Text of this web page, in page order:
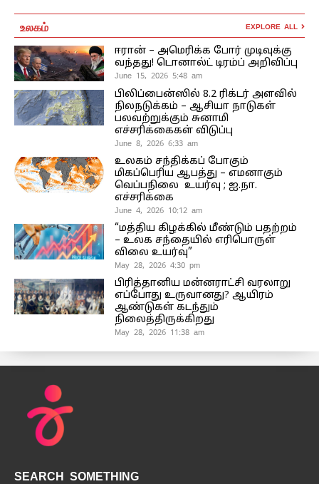
உலகம் EXPLORE ALL
ஈரான் – அமெரிக்க போர் முடிவுக்கு
வந்தது! டொனால்ட் டிரம்ப் அறிவிப்பு
June 15, 2026 5:48 am
பிலிப்பைன்ஸில் 8.2 ரிக்டர் அளவில்
நிலநடுக்கம் – ஆசியா நாடுகள்
பலவற்றுக்கும் சுனாமி
எச்சரிக்கைகள் விடுப்பு
June 8, 2026 6:33 am
உலகம் சந்திக்கப் போகும்
மிகப்பெரிய ஆபத்து – எமனாகும்
வெப்பநிலை உயர்வு ; ஐ.நா.
எச்சரிக்கை
June 4, 2026 10:12 am
“மத்திய கிழக்கில் மீண்டும் பதற்றம்
– உலக சந்தையில் எரிபொருள்
விலை உயர்வு”
May 28, 2026 4:30 pm
பிரித்தானிய மன்னராட்சி வரலாறு
எப்போது உருவானது? ஆயிரம்
ஆண்டுகள் கடந்தும்
நிலைத்திருக்கிறது
May 28, 2026 11:38 am
SEARCH SOMETHING